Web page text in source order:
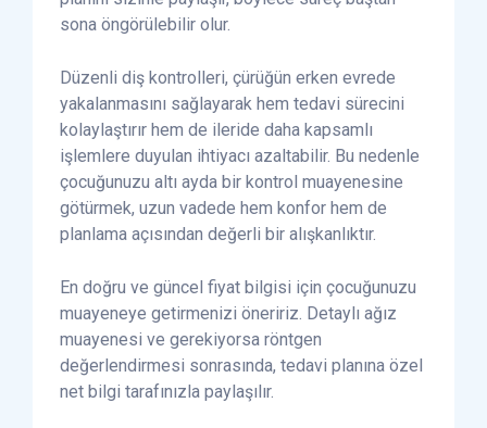
sona öngörülebilir olur.
Düzenli diş kontrolleri, çürüğün erken evrede
yakalanmasını sağlayarak hem tedavi sürecini
kolaylaştırır hem de ileride daha kapsamlı
işlemlere duyulan ihtiyacı azaltabilir. Bu nedenle
çocuğunuzu altı ayda bir kontrol muayenesine
götürmek, uzun vadede hem konfor hem de
planlama açısından değerli bir alışkanlıktır.
En doğru ve güncel fiyat bilgisi için çocuğunuzu
muayeneye getirmenizi öneririz. Detaylı ağız
muayenesi ve gerekiyorsa röntgen
değerlendirmesi sonrasında, tedavi planına özel
net bilgi tarafınızla paylaşılır.